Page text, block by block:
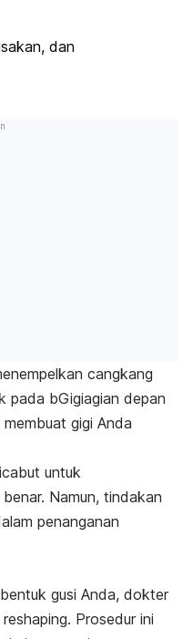
dan
cangkang
pada bGigiagian depan
gigi Anda
untuk
Namun, tindakan
penanganan
gusi Anda, dokter
Prosedur ini